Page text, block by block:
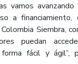
vamos
a
Siembra,
puedan
forma fácil y ágil”,